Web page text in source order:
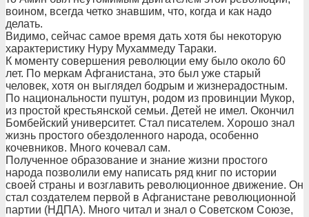
воином, всегда четко знавшим, что, когда и как надо
делать.
Видимо, сейчас самое время дать хотя бы некоторую
характеристику Нуру Мухаммеду Тараки.
К моменту совершения революции ему было около 60
лет. По меркам Афганистана, это был уже старый
человек, хотя он выглядел бодрым и жизнерадостным.
По национальности пуштун, родом из провинции Мукор,
из простой крестьянской семьи. Детей не имел. Окончил
Бомбейский университет. Стал писателем. Хорошо знал
жизнь простого обездоленного народа, особенно
кочевников. Много кочевал сам.
Полученное образование и знание жизни простого
народа позволили ему написать ряд книг по истории
своей страны и возглавить революционное движение. Он
стал создателем первой в Афганистане революционной
партии (НДПА). Много читал и знал о Советском Союзе,